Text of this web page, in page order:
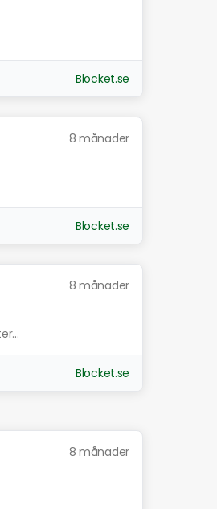
Blocket.se
8 månader
Blocket.se
8 månader
Blocket.se
8 månader